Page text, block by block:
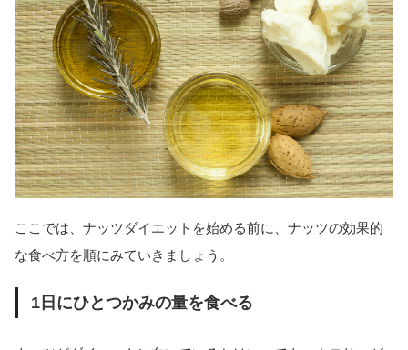
ここでは、ナッツダイエットを始める前に、ナッツの効果的
な食べ方を順にみていきましょう。
1日にひとつかみの量を食べる